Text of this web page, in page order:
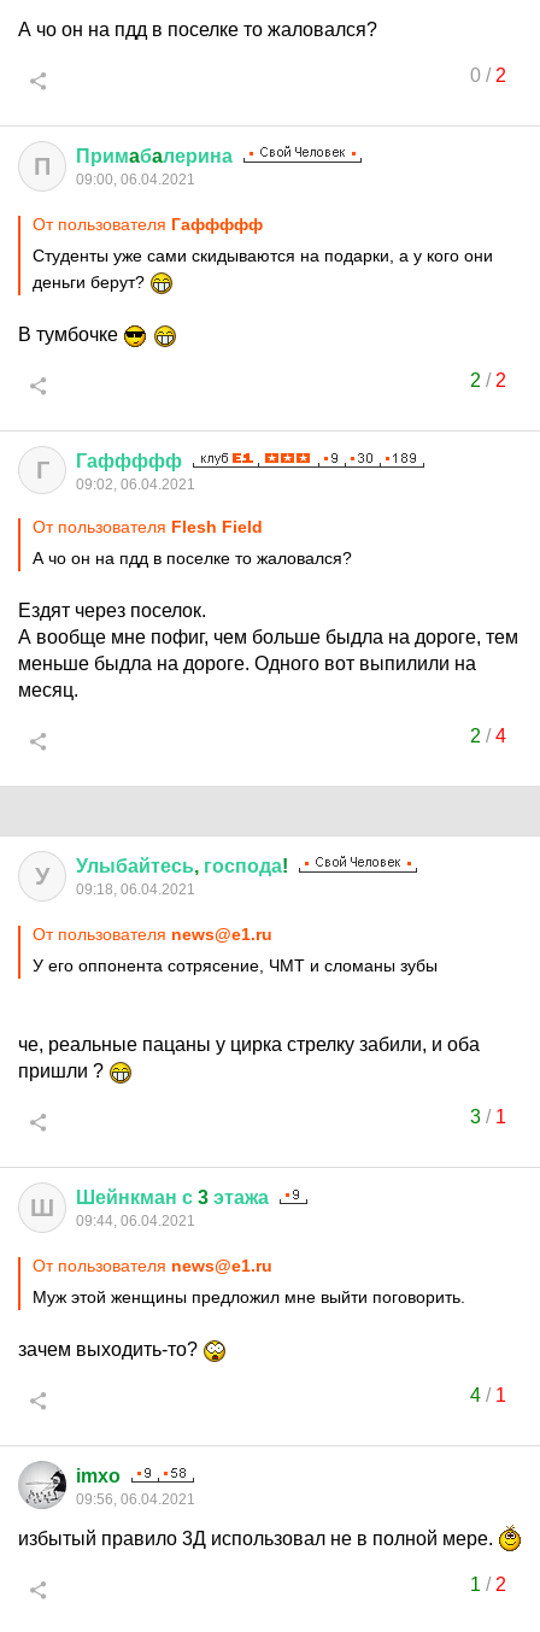
А чо он на пдд в поселке то жаловался?
0/ 2
П Примaбaлерина
09:00, 06.04.2021
От пользователя Гаффффф
Студенты уже сами скидываются на подарки, а у кого они
деньги берут?
В тумбочке
2 / 2
Г Гаффффф
09:02, 06.04.2021
От пользователя Flesh Field
А чо он на пдд в поселке то жаловался?
Ездят через поселок.
А вообще мне пофиг, чем больше быдла на дороге, тем
меньше быдла на дороге. Одного вот выпилили на
месяц.
2 /4
У Улыбайтесь, господа!
09:18, 06.04.2021
От пользователя news@e1.ru
У его оппонента сотрясение, ЧМТ и сломаны зубы
че, реальные пацаны у цирка стрелку забили, и оба
пришли ?
3/ 1
Ш Шейнкман с 3 этажа
09:44, 06.04.2021
От пользователя news@e1.ru
Муж этой женщины предложил мне выйти поговорить.
зачем выходить-то?
4/ 1
imxo
09:56, 06.04.2021
избытый правило 3Д использовал не в полной мере.
1 / 2